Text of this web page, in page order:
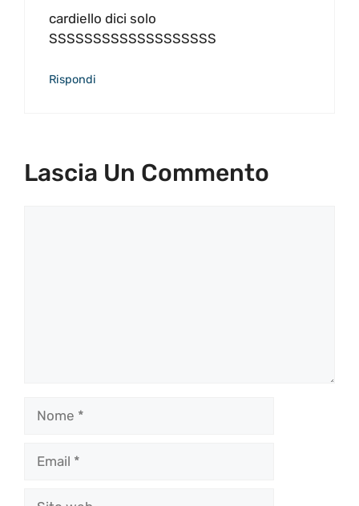
cardiello dici solo
SSSSSSSSSSSSSSSSSSS
Rispondi
Lascia Un Commento